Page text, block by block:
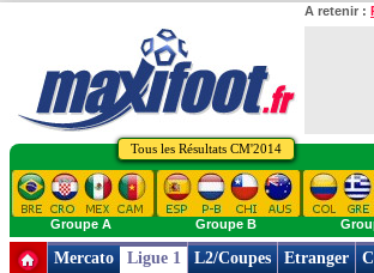
A retenir :
Tous les Résultats CM'2014
Groupe A Groupe B
Mercato Ligue 1 L2/Coupes Etranger